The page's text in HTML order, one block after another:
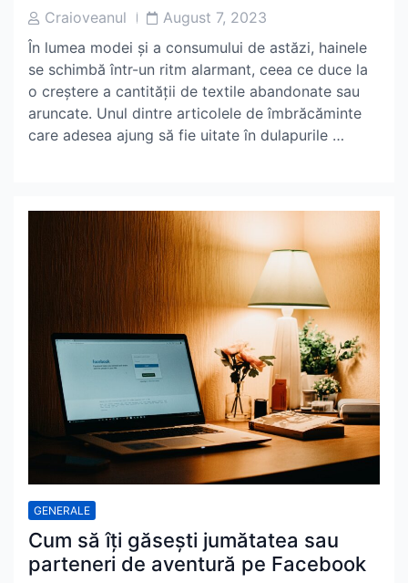
PostCraioveanul
PostAugust 7, 2023
În lumea modei și a consumului de astăzi, hainele
se schimbă într-un ritm alarmant, ceea ce duce la
o creștere a cantității de textile abandonate sau
aruncate. Unul dintre articolele de îmbrăcăminte
care adesea ajung să fie uitate în dulapurile …
GENERALE
Cum să îți găsești jumătatea sau
parteneri de aventură pe Facebook